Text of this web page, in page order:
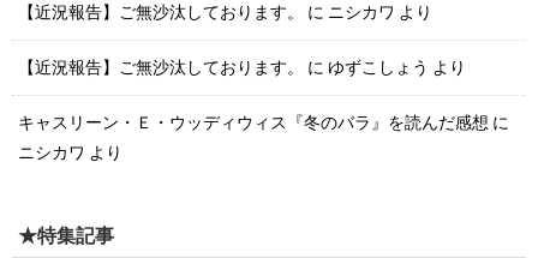
【近況報告】ご無沙汰しております。 に ニシカワ より
【近況報告】ご無沙汰しております。 に ゆずこしょう より
キャスリーン・Ｅ・ウッディウィス『冬のバラ』を読んだ感想 に
ニシカワ より
★特集記事